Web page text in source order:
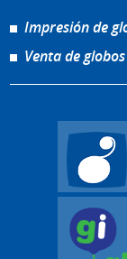
Impresión de
Venta de